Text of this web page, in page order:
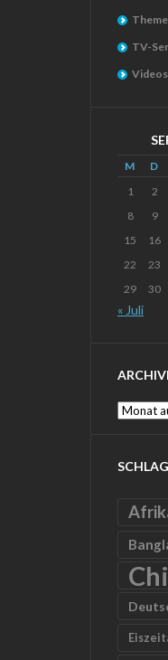
TV-
Videos
M D
1
2
8
9
15
16
22
23
29
30
« Juli
Archive